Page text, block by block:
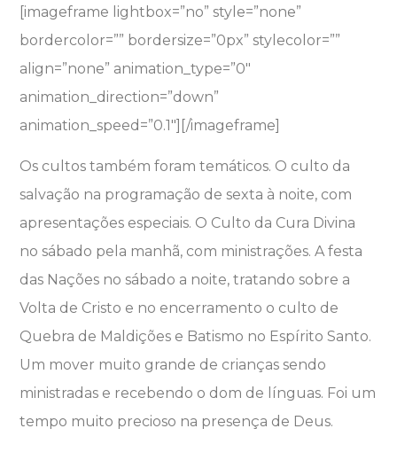
[imageframe lightbox=”no” style=”none”
bordercolor=”” bordersize=”0px” stylecolor=””
align=”none” animation_type=”0″
animation_direction=”down”
animation_speed=”0.1″] [/imageframe]
Os cultos também foram temáticos. O culto da
salvação na programação de sexta à noite, com
apresentações especiais. O Culto da Cura Divina
no sábado pela manhã, com ministrações. A festa
das Nações no sábado a noite, tratando sobre a
Volta de Cristo e no encerramento o culto de
Quebra de Maldições e Batismo no Espírito Santo.
Um mover muito grande de crianças sendo
ministradas e recebendo o dom de línguas. Foi um
tempo muito precioso na presença de Deus.